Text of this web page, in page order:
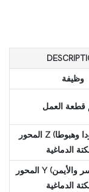
وظيفة
العمل
المحور Z (محور صعودا وهبوطا)
الدماغية
المحور Y (المحور الأيسر والأيمن)
الدماغية